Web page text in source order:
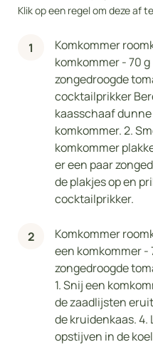
Klik op een regel om deze af
Komkommer
komkommer - 70
zongedroogde
cocktailprikker
kaasschaaf
komkommer. 2.
komkommer
er een paar
de plakjes op en
cocktailprikker.
Komkommer
een komkommer
zongedroogde
1. Snij een
de zaadlijsten
de kruidenkaas. 4.
opstijven in de